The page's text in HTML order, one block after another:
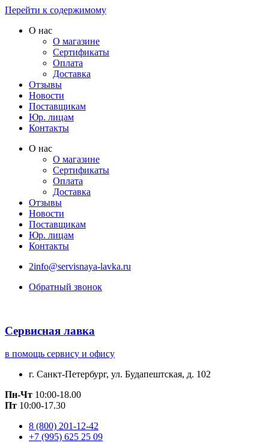
Перейти к содержимому
О нас
О магазине
Сертификаты
Оплата
Доставка
Отзывы
Новости
Поставщикам
Юр. лицам
Контакты
О нас
О магазине
Сертификаты
Оплата
Доставка
Отзывы
Новости
Поставщикам
Юр. лицам
Контакты
2info@servisnaya-lavka.ru
Обратный звонок
Сервисная лавка
в помощь сервису и офису
г. Санкт-Петербург, ул. Будапештская, д. 102
Пн-Чт 10:00-18.00
Пт 10:00-17.30
8 (800) 201-12-42
+7 (995) 625 25 09